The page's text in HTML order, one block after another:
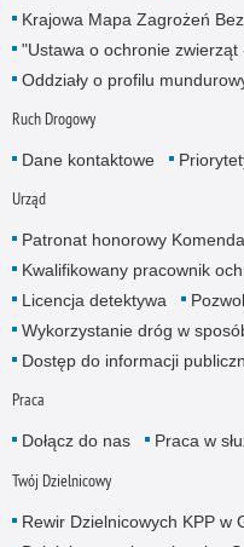
Krajowa Mapa Zagrożeń
"Ustawa o ochronie
Oddziały o profilu
Ruch Drogowy
Dane kontaktowe
Urząd
Patronat honorowy
Kwalifikowany pracownik
Licencja detektywa
Wykorzystanie dróg w
Dostęp do informacji
Praca
Dołącz do nas Praca w
Twój Dzielnicowy
Rewir Dzielnicowych KPP w